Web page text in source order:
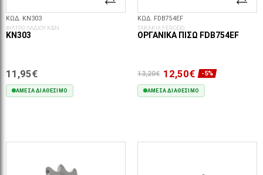
ΚΩΔ. KN303
ΦΙΛΤΡΟ ΛΑΔΙΟΥ K&N
KN303
11,95€
ΆΜΕΣΑ ΔΙΑΘΈΣΙΜΟ
ΚΩΔ. FDB754EF
ΤΑΚΑΚΙΑ FERODO
ΟΡΓΑΝΙΚΆ ΠΊΣΩ FDB754EF
13,20€ 12,50€ -5%
ΆΜΕΣΑ ΔΙΑΘΈΣΙΜΟ